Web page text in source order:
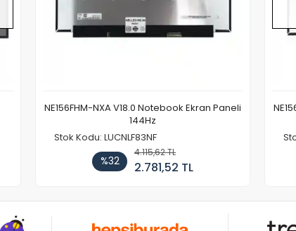
NE156FHM-NXA V18.0 Notebook Ekran Paneli
144Hz
Stok Kodu: LUCNLF83NF
%32
4.115,62 TL
2.781,52 TL